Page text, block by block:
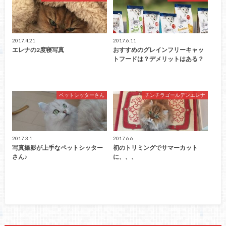
2017.4.21
エレナの2度寝写真
2017.6.11
おすすめのグレインフリーキャッ
トフードは？デメリットはある？
ペットシッターさん
2017.3.1
写真撮影が上手なペットシッター
さん♪
チンチラゴールデンエレナ
2017.6.6
初のトリミングでサマーカット
に、、、